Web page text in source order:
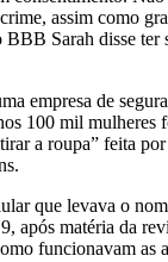
assim como
Sarah disse ter
empresa de
100 mil mulheres
a roupa” feita
que levava o
após matéria da
funcionavam as